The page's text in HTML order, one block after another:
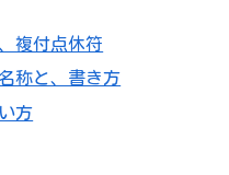
複付点休符
称と、書き方
方